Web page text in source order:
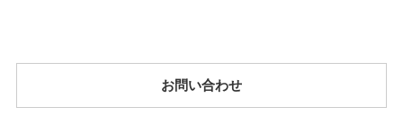
お問い合わせ